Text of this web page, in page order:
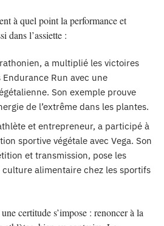
à quel point la performance et
dans l’assiette :
a multiplié les victoires
Run avec une
Son exemple prouve
de l’extrême dans les plantes.
et entrepreneur, a participé à
sportive végétale avec Vega. Son
et transmission, pose les
culture alimentaire chez les sportifs
certitude s’impose : renoncer à la